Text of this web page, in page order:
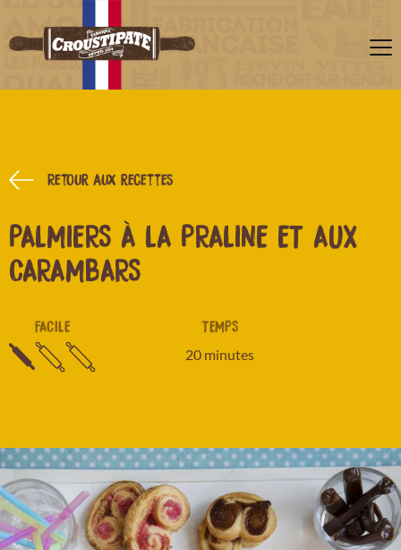
Retour aux recettes
PALMIERS À LA PRALINE ET AUX
CARAMBARS
FACILE TEMPS
20 minutes